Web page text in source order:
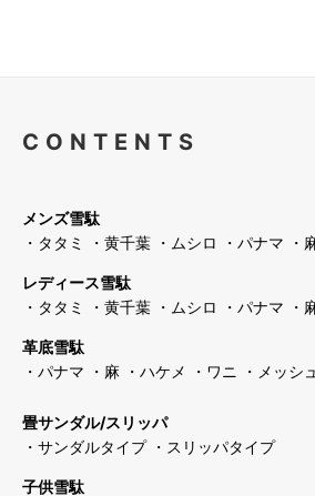
CONTENTS
メンズ雪駄
・タタミ
・黄千葉 ・ムシロ ・パナマ ・
レディース雪駄
・タタミ
・黄千葉 ・ムシロ ・パナマ ・
革底雪駄
・パナマ
・麻 ・ハケメ ・ワニ ・メッシュ
畳サンダル/スリッパ
・サンダルタイプ ・スリッパタイプ
子供雪駄